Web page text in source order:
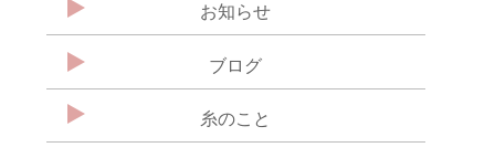
お知らせ
ブログ
糸のこと